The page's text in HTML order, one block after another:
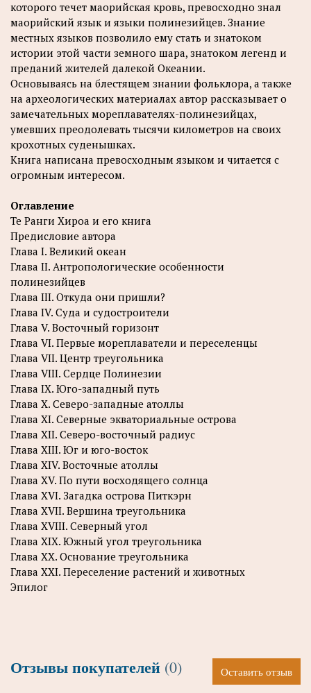
которого течет маорийская кровь, превосходно знал
маорийский язык и языки полинезийцев. Знание
местных языков позволило ему стать и знатоком
истории этой части земного шара, знатоком легенд и
преданий жителей далекой Океании.
Основываясь на блестящем знании фольклора, а также
на археологических материалах автор рассказывает о
замечательных мореплавателях-полинезийцах,
умевших преодолевать тысячи километров на своих
крохотных суденышках.
Книга написана превосходным языком и читается с
огромным интересом.
Оглавление
Те Ранги Хироа и его книга
Предисловие автора
Глава I. Великий океан
Глава II. Антропологические особенности
полинезийцев
Глава III. Откуда они пришли?
Глава IV. Суда и судостроители
Глава V. Восточный горизонт
Глава VI. Первые мореплаватели и переселенцы
Глава VII. Центр треугольника
Глава VIII. Сердце Полинезии
Глава IX. Юго-западный путь
Глава X. Северо-западные атоллы
Глава XI. Северные экваториальные острова
Глава XII. Северо-восточный радиус
Глава XIII. Юг и юго-восток
Глава XIV. Восточные атоллы
Глава XV. По пути восходящего солнца
Глава XVI. Загадка острова Питкэрн
Глава XVII. Вершина треугольника
Глава XVIII. Северный угол
Глава XIX. Южный угол треугольника
Глава XX. Основание треугольника
Глава XXI. Переселение растений и животных
Эпилог
Отзывы покупателей (0) Оставить отзыв